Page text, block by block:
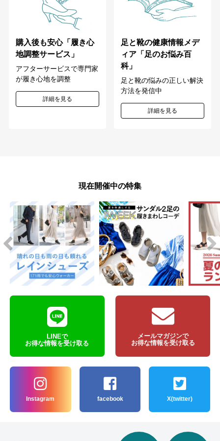
購入後も安心「履き心
地調整サービス」
アフターサービスで専門家
が履き心地を調整
詳細を見る
足と靴の健康情報メデ
ィア「足のお悩み百
科」
足と靴の悩みの正しい解決
方法を発信中
詳細を見る
現在開催中の特集
LINEで
お得な情報を受け取る
メールマガジンで
お得な情報を受け取る
Instagram facebook X(twitter)